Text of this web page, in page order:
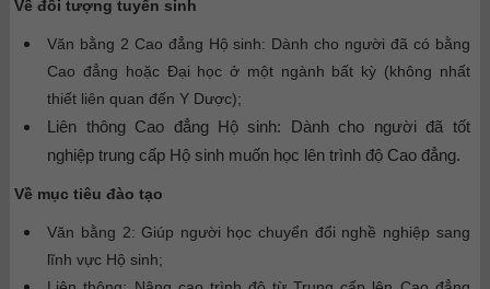
Về đối tượng tuyển sinh
Văn bằng 2 Cao đẳng Hộ sinh: Dành cho người đã có bằng
Cao đẳng hoặc Đại học ở một ngành bất kỳ (không nhất
thiết liên quan đến Y Dược);
Liên thông Cao đẳng Hộ sinh: Dành cho người đã tốt
nghiệp trung cấp Hộ sinh muốn học lên trình độ Cao đẳng.
Về mục tiêu đào tạo
Văn bằng 2: Giúp người học chuyển đổi nghề nghiệp sang
lĩnh vực Hộ sinh;